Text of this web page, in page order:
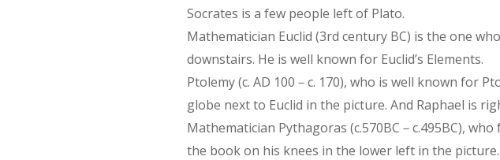
Socrates is a few people left of Plato.
Mathematician Euclid (3rd century BC) is the one
downstairs. He is well known for Euclid’s Elements.
Ptolemy (c. AD 100－c. 170), who is well known for
globe next to Euclid in the picture. And Raphael is
Mathematician Pythagoras (c.570BC－c.495BC),
the book on his knees in the lower left in the picture.